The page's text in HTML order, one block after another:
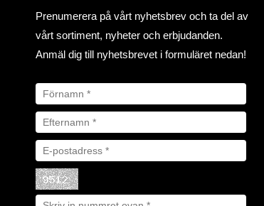
Prenumerera på vårt nyhetsbrev och ta del av
vårt sortiment, nyheter och erbjudanden.
Anmäl dig till nyhetsbrevet i formuläret nedan!